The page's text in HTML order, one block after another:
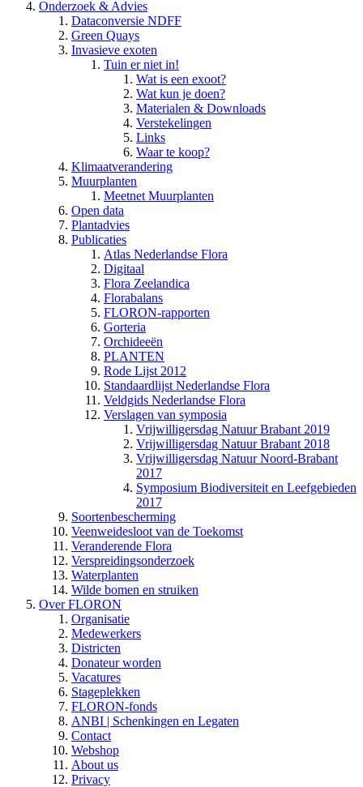
Onderzoek & Advies
Dataconversie NDFF
Green Quays
Invasieve exoten
Tuin er niet in!
Wat is een exoot?
Wat kun je doen?
Materialen & Downloads
Verstekelingen
Links
Waar te koop?
Klimaatverandering
Muurplanten
Meetnet Muurplanten
Open data
Plantadvies
Publicaties
Atlas Nederlandse Flora
Digitaal
Flora Zeelandica
Florabalans
FLORON-rapporten
Gorteria
Orchideeën
PLANTEN
Rode Lijst 2012
Standaardlijst Nederlandse Flora
Veldgids Nederlandse Flora
Verslagen van symposia
Vrijwilligersdag Natuur Brabant 2019
Vrijwilligersdag Natuur Brabant 2018
Vrijwilligersdag Natuur Noord-Brabant
2017
Symposium Biodiversiteit en Leefgebieden
2017
Soortenbescherming
Veenweidesloot van de Toekomst
Veranderende Flora
Verspreidingsonderzoek
Waterplanten
Wilde bomen en struiken
Over FLORON
Organisatie
Medewerkers
Districten
Donateur worden
Vacatures
Stageplekken
FLORON-fonds
ANBI | Schenkingen en Legaten
Contact
Webshop
About us
Privacy